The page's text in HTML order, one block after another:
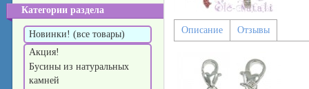
Категории раздела
Новинки! (все товары)
Акция!
Бусины из натуральных
камней
Описание Отзывы